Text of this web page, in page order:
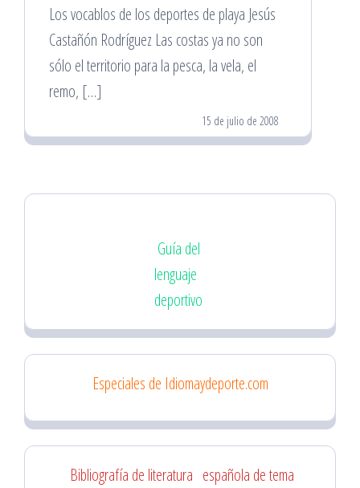
Los vocablos de los deportes de playa Jesús
Castañón Rodríguez Las costas ya no son
sólo el territorio para la pesca, la vela, el
remo, […]
15 de julio de 2008
Guía del
lenguaje
deportivo
Especiales de Idiomaydeporte.com
Bibliografía de literatura española de tema